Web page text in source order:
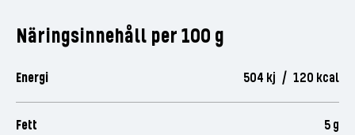
Näringsinnehåll per 100 g
Energi 504 kj / 120 kcal
Fett 5 g